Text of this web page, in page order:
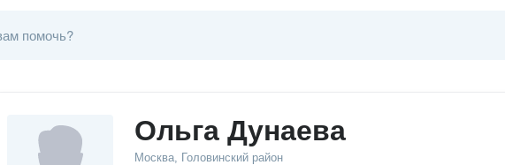
Ольга Дунаева
Москва, Головинский район